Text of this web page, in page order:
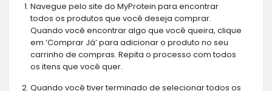
Navegue pelo site do MyProtein para encontrar
todos os produtos que você deseja comprar.
Quando você encontrar algo que você queira, clique
em ‘Comprar Já’ para adicionar o produto no seu
carrinho de compras. Repita o processo com todos
os itens que você quer.
Quando você tiver terminado de selecionar todos os